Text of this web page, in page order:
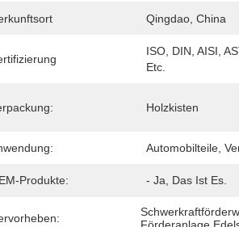
Qingdao, China
ISO, DIN, AISI,
Etc.
Holzkisten
Automobilteile,
Produkte: - Ja, Das Ist Es.